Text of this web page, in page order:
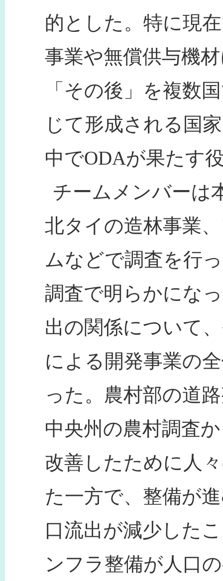
的とした。特に現
事業や無償供与機
「その後」を複数
じて形成される国
中でODAが果たす
チームメンバーは
北タイの造林事業
ムなどで調査を行
調査で明らかにな
出の関係について
による開発事業の
った。農村部の道
中央州の農村調査
改善したために人
た一方で、整備が
口流出が減少した
ンフラ整備が人口